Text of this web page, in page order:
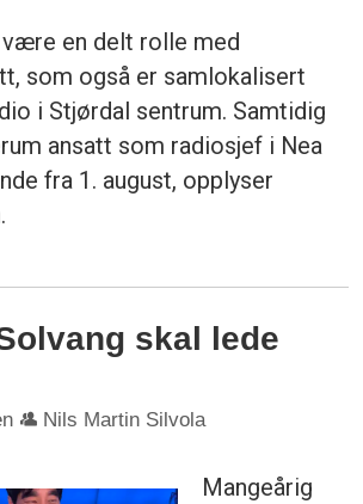
en delt rolle med
som også er samlokalisert
i Stjørdal sentrum. Samtidig
ansatt som radiosjef i Nea
fra 1. august, opplyser
skal lede
Nils Martin Silvola
Mangeårig